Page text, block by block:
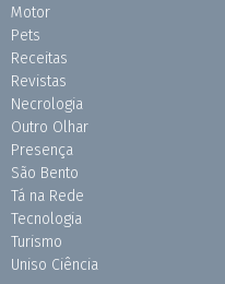
Motor
Pets
Receitas
Revistas
Necrologia
Outro Olhar
Presença
São Bento
Tá na Rede
Tecnologia
Turismo
Uniso Ciência